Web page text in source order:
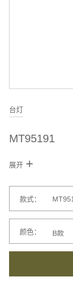
台灯
MT95191
展开 +
款式：
颜色：